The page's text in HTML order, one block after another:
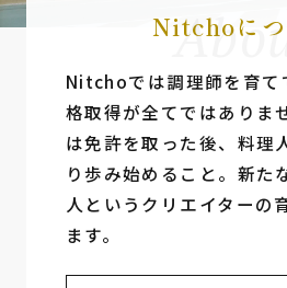
Nitchoに
Nitchoでは調理師を育て
格取得が全てではありま
は免許を取った後、料理
り歩み始めること。新た
⼈というクリエイターの
ます。